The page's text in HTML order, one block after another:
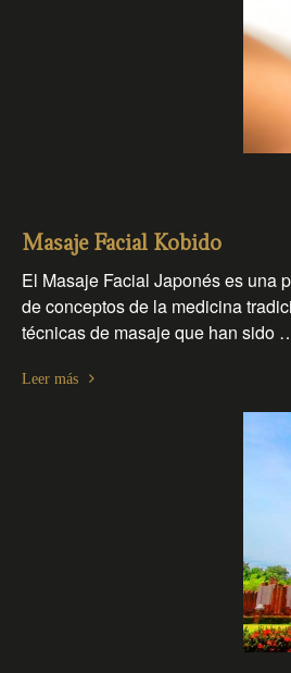
Masaje Facial Kobido
El Masaje Facial Japonés es una
de conceptos de la medicina
técnicas de masaje que han sido
Leer más